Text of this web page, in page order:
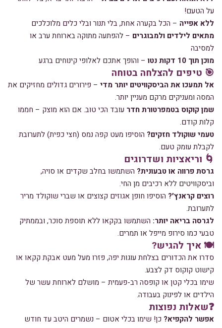
על הטעם!
ללא אפייה – הכל בקערה אחת, בלי תנור ובלי כלים מלוכלכים
מתאים לילדים ולמבוגרים – להפתעה מתוקה בארוחת ערב או
למסיבה
מוכן תוך 10 דקות נטו
– והופך אתכם לאלופי קינוחים ברגע
🎯 טיפים להצלחה בטוחה
אל תמעכו את הביסקוויטים יותר מדי – פירורים גדולים מחזיקים את
המסה ומעניקים מרקם מעניין יותר.
שמן קוקוס בטמפרטורת חדר עובד הכי טוב. אם הוא מוצק – חממו
קלות קודם.
טעמי שוקולד חזקים? הוסיפו מעט קפה נמס (חצי כפית) לתערובת
לקבלת עומק טעם.
🌀 וריאציות ושדרוגים
גרסת פרווה או טבעונית? השתמשו בחלב שקדים או סויה,
וביסקוויטים ללא רכיבים מן החי.
רוצים קראנץ׳? הוסיפו חופן אגוזים קצוצים או שברי שוקולד מריר
לתערובת.
לגרסה בריאה יותר: השתמשו בקקאו ללא תוספת סוכר, ובממתיק
טבעי כמו סירופ מייפל או תמרים.
🍽️ איך להגיש?
סדרו את הכדורים בצלחת עוגות יפה, פזרו מעל מעט אבקת קקאו או
קישוט קוקוס דק לצבע.
שימו בכלי קטן או קופסה רב-פעמית – מושלם לארוחת עשר של
הילדים או לפינוק בעבודה.
❓שאלות נפוצות
אפשר להקפיא? כן! שימו בכלי אטום – נשמרים היטב עד חודש